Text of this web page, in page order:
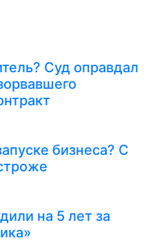
Суд оправдал
бизнеса? С
на 5 лет за